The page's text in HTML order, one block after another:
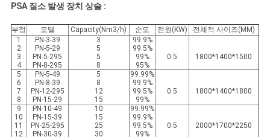
호
정
PSA 질소 발생 장치 상술 :
부정 모델 Capacity(Nm3/h) 순도 전원(KW)
전체적 사이즈(MM)
1
2
3
4
PN-3-39
PN-5-29
PN-5-295
PN-8-295
3
5
5
8
99.9%
99.5%
99%
95%
0.5 1800*1400*1500
5
6
7
8
PN-5-49
PN-8-39
PN-12-295
PN-15-29
5
8
12
15
99.99%
99.9%
99.5%
99%
0.5 1800*1400*1800
9
10
11
12
PN-10-49
PN-15-39
PN-25-295
PN-30-39
10
15
25
30
99.99%
99.9%
99.5%
99%
0.5 2000*1700*2250